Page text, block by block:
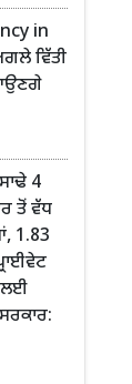
in
ਵਿੱਤੀ
4
ਤੋਂ ਵੱਧ
1.83
ਲਈ